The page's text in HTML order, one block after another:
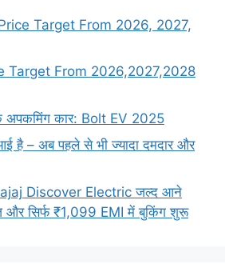
Target From 2026, 2027,
Target From 2026,2027,2028
अपकमिंग कार: Bolt EV 2025
है – अब पहले से भी ज्यादा दमदार और
Discover Electric जल्द आने
और सिर्फ ₹1,099 EMI में बुकिंग शुरू